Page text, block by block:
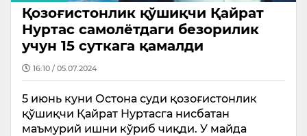
Қозоғистонлик қўшиқчи Қайрат
Нуртас самолётдаги безорилик
учун 15 суткага қамалди
16:10 / 05.07.2024
5 июнь куни Остона суди қозоғистонлик
қўшиқчи Қайрат Нуртасга нисбатан
маъмурий ишни кўриб чиқди. У майда